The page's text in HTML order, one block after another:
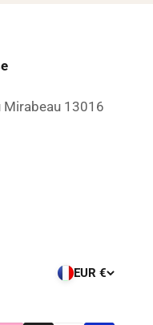
Mirabeau 13016
EUR €